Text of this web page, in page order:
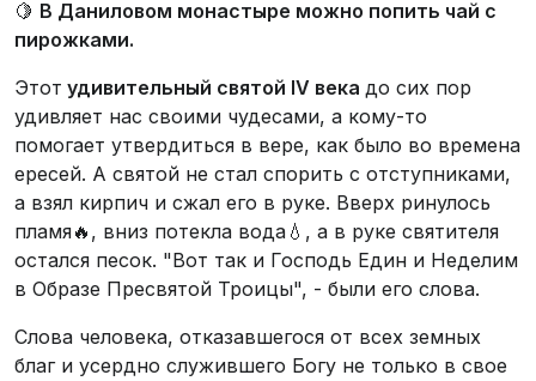
🍋 В Даниловом монастыре можно попить чай с
пирожками.
Этот удивительный святой IV века до сих пор
удивляет нас своими чудесами, а кому-то
помогает утвердиться в вере, как было во времена
ересей. А святой не стал спорить с отступниками,
а взял кирпич и сжал его в руке. Вверх ринулось
пламя🔥, вниз потекла вода💧, а в руке святителя
остался песок. "Вот так и Господь Един и Неделим
в Образе Пресвятой Троицы", - были его слова.
Слова человека, отказавшегося от всех земных
благ и усердно служившего Богу не только в свое